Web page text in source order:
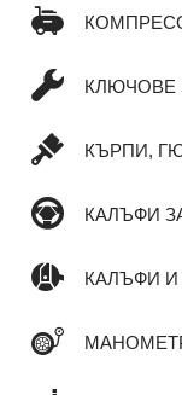
КЛЮЧОВЕ
КЪРПИ,
КАЛЪФИ
КАЛЪФИ И